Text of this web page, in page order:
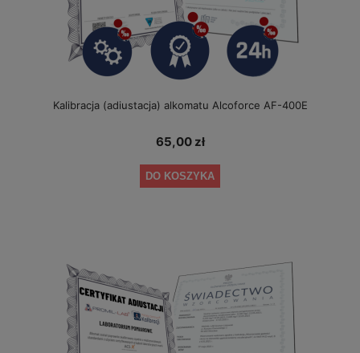
Kalibracja (adiustacja) alkomatu Alcoforce AF-400E
65,00 zł
DO KOSZYKA